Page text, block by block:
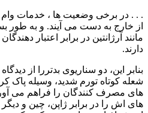
. . . در برخی وضعیت ها ، خدمات وام
از خارج به دست می آیند. و به طور
مانند آرژانتین در برابر اعتبار
دارند.
بنابر این، دو سناریوی بدتررا از
شعله کوتاه تورم شدید، وسیله پاک
های مصرف کنندگان را فراهم می
های اش را در برابر ژاپن، چین و